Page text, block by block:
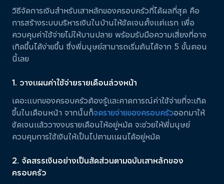
วิธีจัดการเงินสำหรับเสาหลักของครอบครัวที่ได้ผลที่สุด คือ
การสร้างระบบบริหารเงินในบ้านให้ชัดเจนตั้งแต่แรก เพื่อ
ควบคุมค่าใช้จ่ายไม่ให้บานปลาย พร้อมรับมือความเสี่ยงที่อาจ
เกิดขึ้นได้ง่ายขึ้น ซึ่งพี่มนุษย์สามารถเริ่มต้นได้จาก 5 ขั้นตอน
นี้เลย
1. วางแผนค่าใช้จ่ายรายเดือนล่วงหน้า
เดอะแบกของครอบครัวต้องรู้และคาดการณ์ค่าใช้จ่ายที่จะเกิด
ขึ้นในเดือนหน้า จากนั้นก็จดรายจ่ายของครอบครัวออกมาให้
ชัดเจนแล้ววางงบรายเดือนให้อยู่หมัด จะช่วยให้พี่มนุษย์
ควบคุมการใช้เงินให้เป็นไปตามแผนได้อยู่หมัด
2. จัดสรรเงินอย่างเป็นสัดส่วนตามฉบับเสาหลักของ
ครอบครัว